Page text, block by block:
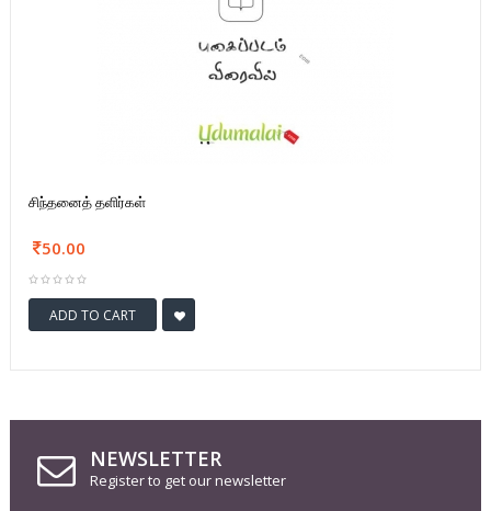
சிந்தனைத் தளிர்கள்
50.00
ADD TO CART
NEWSLETTER
Register to get our newsletter